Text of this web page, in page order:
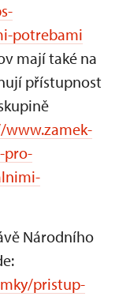
potrebami
mají také na
přístupnost
www.zamek-
pro-
Národního
pristup-